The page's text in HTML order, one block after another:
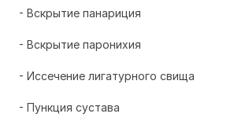
- Вскрытие панариция
- Вскрытие паронихия
- Иссечение лигатурного свища
- Пункция сустава